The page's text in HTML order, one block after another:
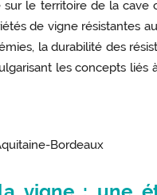
le territoire de la cave
de vigne résistantes
la durabilité des
les concepts liés
Bordeaux